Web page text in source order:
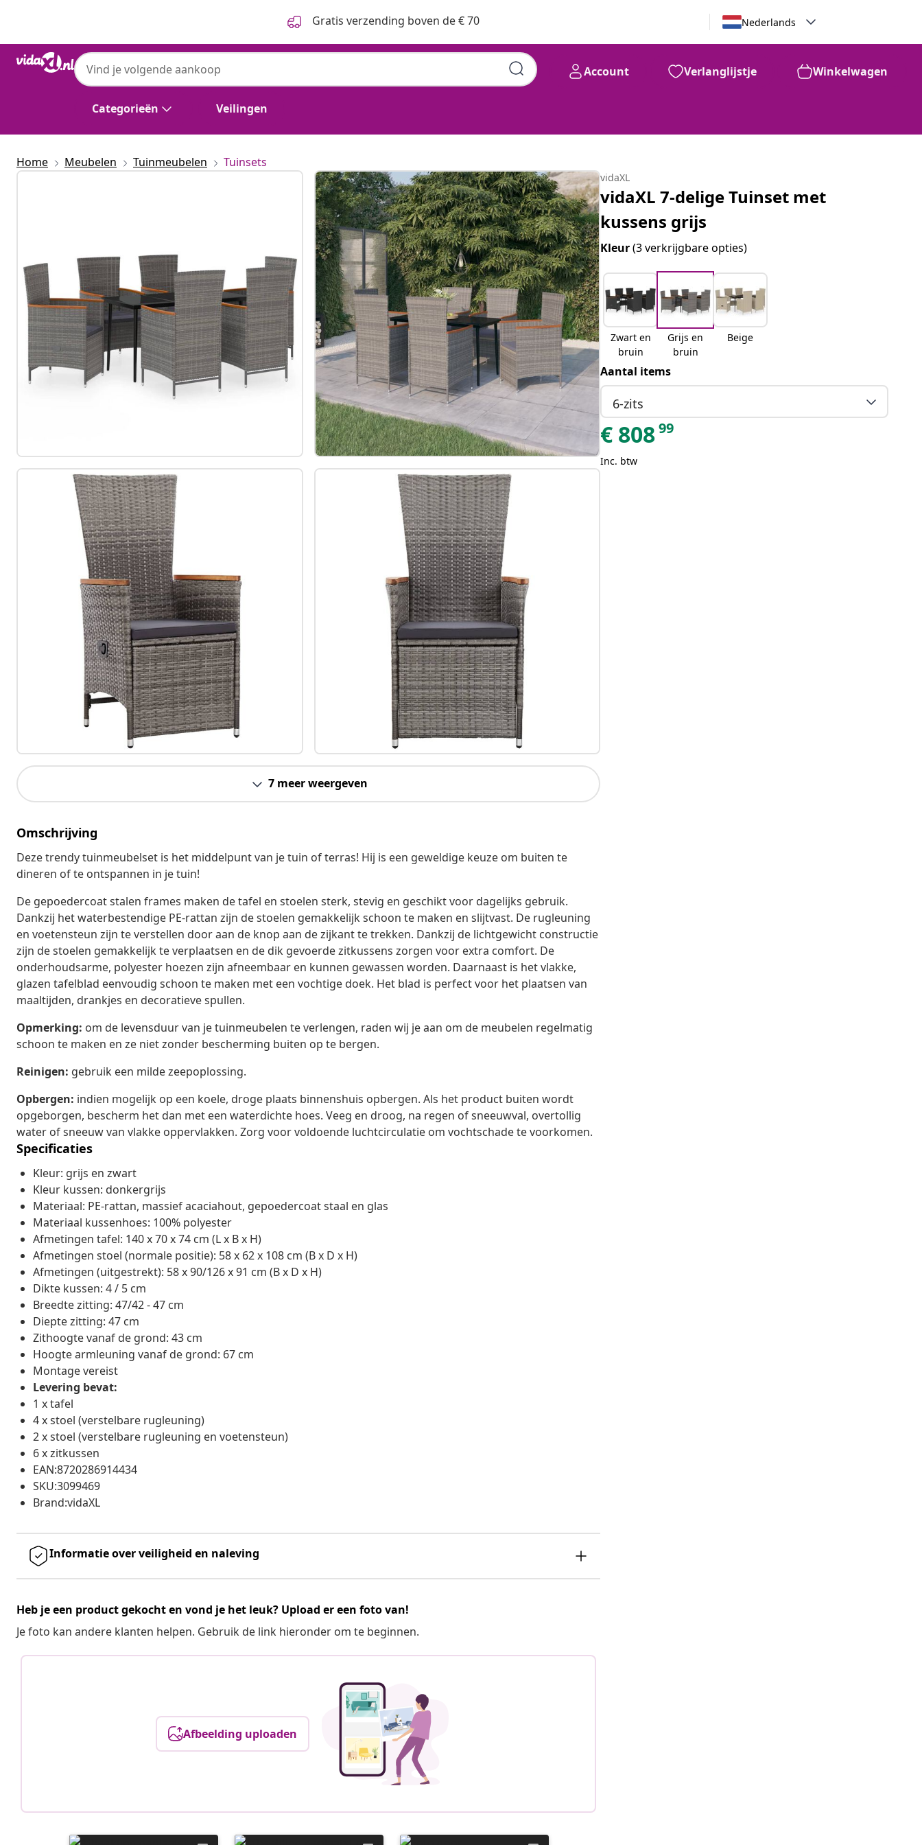
Gratis verzending boven de € 70 Nederlands
Categorieën Veilingen
Account Verlanglijstje Winkelwagen
Home Meubelen Tuinmeubelen Tuinsets
7 meer weergeven
Omschrijving
Deze trendy tuinmeubelset is het middelpunt van je tuin of terras! Hij is een geweldige keuze om buiten te
dineren of te ontspannen in je tuin!
De gepoedercoat stalen frames maken de tafel en stoelen sterk, stevig en geschikt voor dagelijks gebruik.
Dankzij het waterbestendige PE-rattan zijn de stoelen gemakkelijk schoon te maken en slijtvast. De rugleuning
en voetensteun zijn te verstellen door aan de knop aan de zijkant te trekken. Dankzij de lichtgewicht constructie
zijn de stoelen gemakkelijk te verplaatsen en de dik gevoerde zitkussens zorgen voor extra comfort. De
onderhoudsarme, polyester hoezen zijn afneembaar en kunnen gewassen worden. Daarnaast is het vlakke,
glazen tafelblad eenvoudig schoon te maken met een vochtige doek. Het blad is perfect voor het plaatsen van
maaltijden, drankjes en decoratieve spullen.
Opmerking: om de levensduur van je tuinmeubelen te verlengen, raden wij je aan om de meubelen regelmatig
schoon te maken en ze niet zonder bescherming buiten op te bergen.
Reinigen: gebruik een milde zeepoplossing.
Opbergen: indien mogelijk op een koele, droge plaats binnenshuis opbergen. Als het product buiten wordt
opgeborgen, bescherm het dan met een waterdichte hoes. Veeg en droog, na regen of sneeuwval, overtollig
water of sneeuw van vlakke oppervlakken. Zorg voor voldoende luchtcirculatie om vochtschade te voorkomen.
Specificaties
Kleur: grijs en zwart
Kleur kussen: donkergrijs
Materiaal: PE-rattan, massief acaciahout, gepoedercoat staal en glas
Materiaal kussenhoes: 100% polyester
Afmetingen tafel: 140 x 70 x 74 cm (L x B x H)
Afmetingen stoel (normale positie): 58 x 62 x 108 cm (B x D x H)
Afmetingen (uitgestrekt): 58 x 90/126 x 91 cm (B x D x H)
Dikte kussen: 4 / 5 cm
Breedte zitting: 47/42 - 47 cm
Diepte zitting: 47 cm
Zithoogte vanaf de grond: 43 cm
Hoogte armleuning vanaf de grond: 67 cm
Montage vereist
Levering bevat:
1 x tafel
4 x stoel (verstelbare rugleuning)
2 x stoel (verstelbare rugleuning en voetensteun)
6 x zitkussen
EAN:8720286914434
SKU:3099469
Brand:vidaXL
Informatie over veiligheid en naleving
Heb je een product gekocht en vond je het leuk? Upload er een foto van!
Je foto kan andere klanten helpen. Gebruik de link hieronder om te beginnen.
Afbeelding uploaden
vidaXL
vidaXL 7-delige Tuinset met
kussens grijs
Kleur(3 verkrijgbare opties)
Zwart en
bruin
Grijs en
bruin
Beige
Aantal items
6-zits
€ 80899
Inc. btw